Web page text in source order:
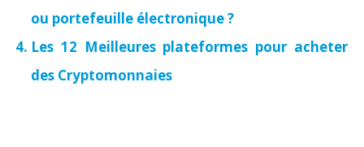
ou portefeuille électronique ?
Les 12 Meilleures plateformes pour acheter
des Cryptomonnaies